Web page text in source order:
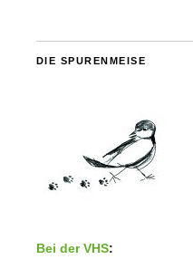
DIE SPURENMEISE
Bei der VHS: